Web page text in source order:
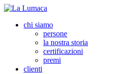
chi siamo
persone
la nostra storia
certificazioni
premi
clienti